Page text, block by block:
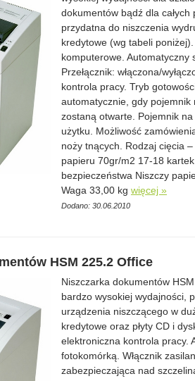
dokumentów bądź dla
przydatna do niszczenia
kredytowe (wg tabeli
komputerowe.
Przełącznik: włączona/
kontrola pracy. Tryb
automatycznie, gdy pojemnik
zostaną otwarte. Pojemnik
użytku. Możliwość
noży tnących. Rodzaj cięcia
papieru 70gr/m2 17-18
bezpieczeństwa Niszczy
Waga 33,00 kg więcej »
Dodano: 30.06.2010
HSM 225.2 Office
Niszczarka dokumentów
bardzo wysokiej wydajności,
urządzenia niszczącego w
kredytowe oraz płyty CD i
elektroniczna kontrola pracy.
fotokomórką. Włącznik
zabezpieczająca nad